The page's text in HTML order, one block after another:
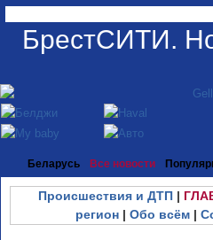
БрестСИТИ.
Беларусь Все новости
Происшествия и ДТП|
регион | Обо всём |